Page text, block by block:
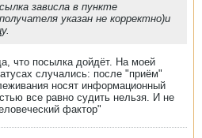
зависла в пункте
указан не корректно)и
что посылка дойдёт. На моей
случались: после "приём"
носят информационный
все равно судить нельзя. И не
фактор"